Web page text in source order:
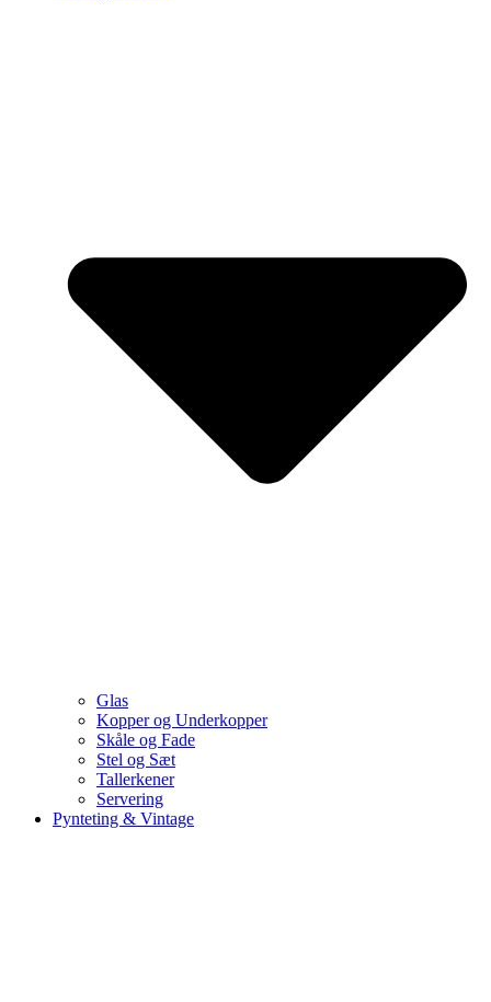
Glas
Kopper og Underkopper
Skåle og Fade
Stel og Sæt
Tallerkener
Servering
Pynteting & Vintage